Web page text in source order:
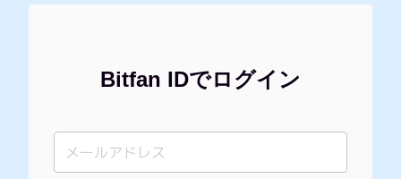
Bitfan IDでログイン